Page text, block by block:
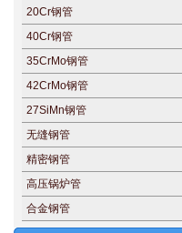
20Cr钢管
40Cr钢管
35CrMo钢管
42CrMo钢管
27SiMn钢管
无缝钢管
精密钢管
高压锅炉管
合金钢管